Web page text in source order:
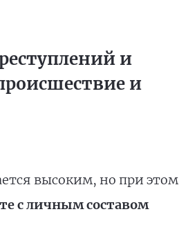
и
и
высоким, но при этом
с личным составом